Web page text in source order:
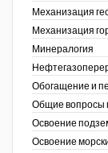
Механизация
Механизация
Минералогия
Обогащение и
Общие вопросы
Освоение
Освоение